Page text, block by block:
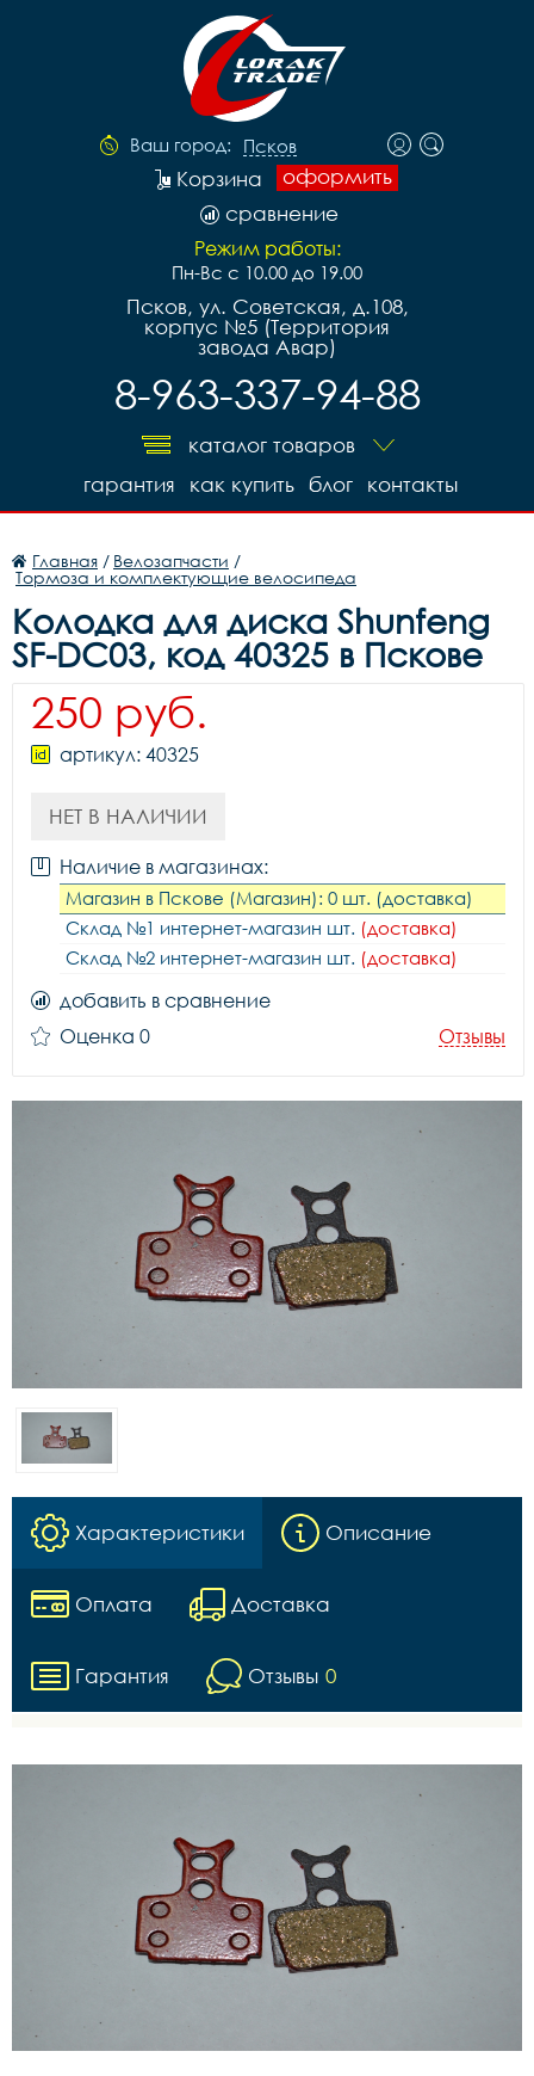
Ваш город: Псков
оформить
Корзина
сравнение
Режим работы:
Пн-Вс с 10.00 до 19.00
Псков, ул. Советская, д.108,
корпус №5 (Территория
завода Авар)
8-963-337-94-88
каталог товаров
контакты
блог
как купить
гарантия
Главная / Велозапчасти /
Тормоза и комплектующие велосипеда
Колодка для диска Shunfeng
SF-DC03, код 40325 в Пскове
250 руб.
артикул: 40325
НЕТ В НАЛИЧИИ
Наличие в магазинах:
Магазин в Пскове (Магазин): 0 шт. (доставка)
Склад №1 интернет-магазин шт. (доставка)
Склад №2 интернет-магазин шт. (доставка)
добавить в сравнение
Оценка 0
Отзывы
Характеристики Описание
Оплата Доставка
Гарантия Отзывы 0